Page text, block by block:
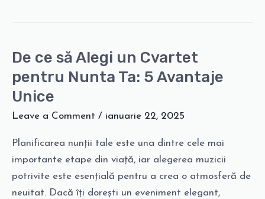
De ce să Alegi un Cvartet
pentru Nunta Ta: 5 Avantaje
Unice
Leave a Comment / ianuarie 22, 2025
Planificarea nunții tale este una dintre cele mai
importante etape din viață, iar alegerea muzicii
potrivite este esențială pentru a crea o atmosferă de
neuitat. Dacă îți dorești un eveniment elegant,
De
ce
să
Alegi
un
Cvartet
pentru
Nunta